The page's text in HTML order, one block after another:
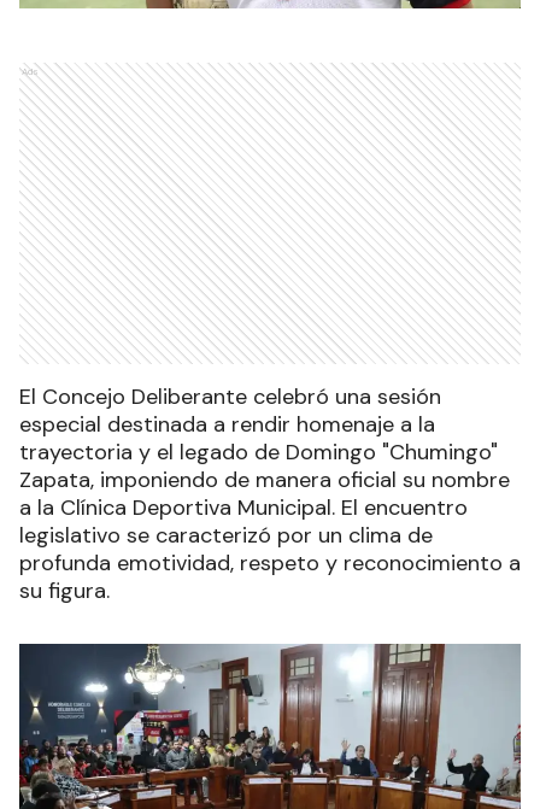
Ads
El Concejo Deliberante celebró una sesión
especial destinada a rendir homenaje a la
trayectoria y el legado de Domingo "Chumingo"
Zapata, imponiendo de manera oficial su nombre
a la Clínica Deportiva Municipal. El encuentro
legislativo se caracterizó por un clima de
profunda emotividad, respeto y reconocimiento a
su figura.